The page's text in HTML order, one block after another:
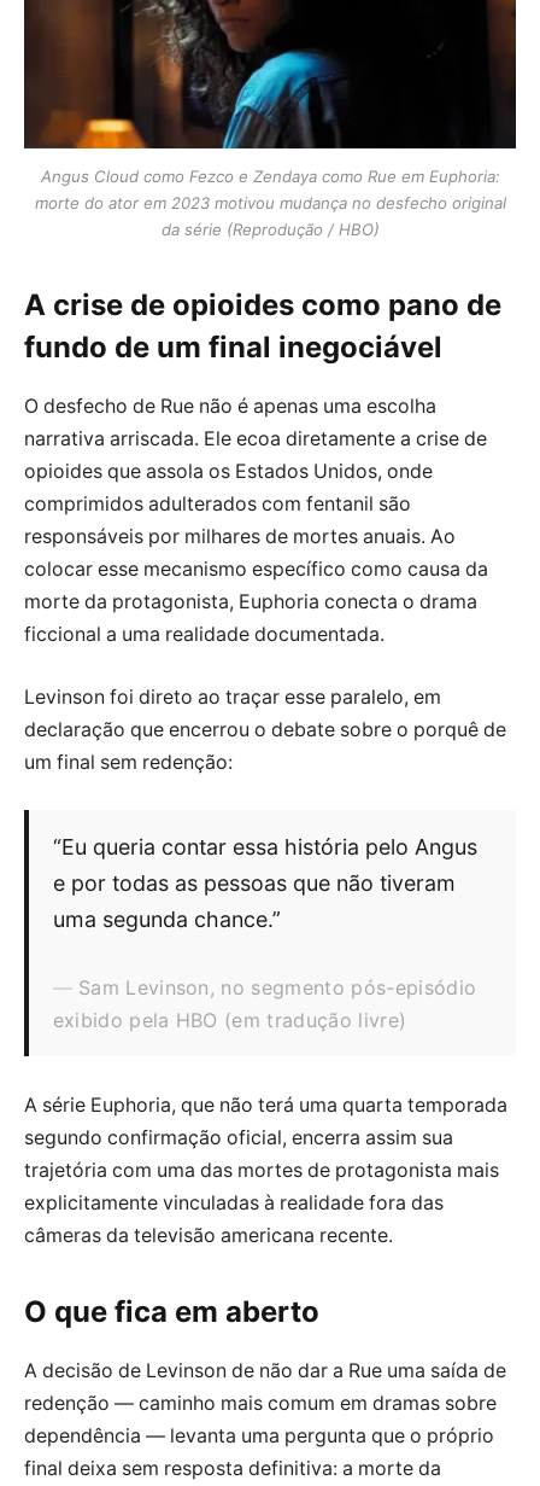
Angus Cloud como Fezco e Zendaya como Rue em Euphoria:
morte do ator em 2023 motivou mudança no desfecho original
da série (Reprodução / HBO)
A crise de opioides como pano de
fundo de um final inegociável
O desfecho de Rue não é apenas uma escolha
narrativa arriscada. Ele ecoa diretamente a crise de
opioides que assola os Estados Unidos, onde
comprimidos adulterados com fentanil são
responsáveis por milhares de mortes anuais. Ao
colocar esse mecanismo específico como causa da
morte da protagonista, Euphoria conecta o drama
ficcional a uma realidade documentada.
Levinson foi direto ao traçar esse paralelo, em
declaração que encerrou o debate sobre o porquê de
um final sem redenção:
“Eu queria contar essa história pelo Angus
e por todas as pessoas que não tiveram
uma segunda chance.”
Sam Levinson, no segmento pós-episódio
exibido pela HBO (em tradução livre)
A série Euphoria, que não terá uma quarta temporada
segundo confirmação oficial, encerra assim sua
trajetória com uma das mortes de protagonista mais
explicitamente vinculadas à realidade fora das
câmeras da televisão americana recente.
O que fica em aberto
A decisão de Levinson de não dar a Rue uma saída de
redenção — caminho mais comum em dramas sobre
dependência — levanta uma pergunta que o próprio
final deixa sem resposta definitiva: a morte da